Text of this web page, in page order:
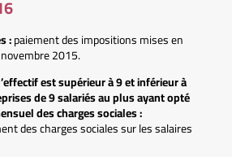
:paiement des impositions mises en
2015.
est supérieur à 9 et inférieur à
de 9 salariés au plus ayant opté
des charges sociales :
des charges sociales sur les salaires